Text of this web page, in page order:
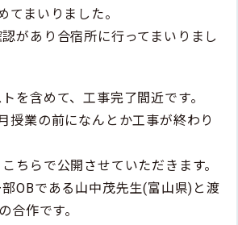
てまいりました。
があり合宿所に行ってまいりまし
を含めて、工事完了間近です。
授業の前になんとか工事が終わり
ちらで公開させていただきます。
OBである山中茂先生(富山県)と渡
合作です。